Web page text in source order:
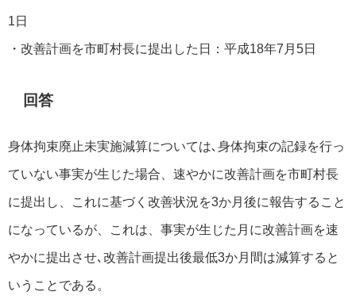
1日
・改善計画を市町村長に提出した日：平成18年7月5日
回答
身体拘束廃止未実施減算については､身体拘束の記録を行っ
ていない事実が生じた場合、速やかに改善計画を市町村長
に提出し、これに基づく改善状況を3か月後に報告すること
になっているが、これは、事実が生じた月に改善計画を速
やかに提出させ､改善計画提出後最低3か月間は減算すると
いうことである。